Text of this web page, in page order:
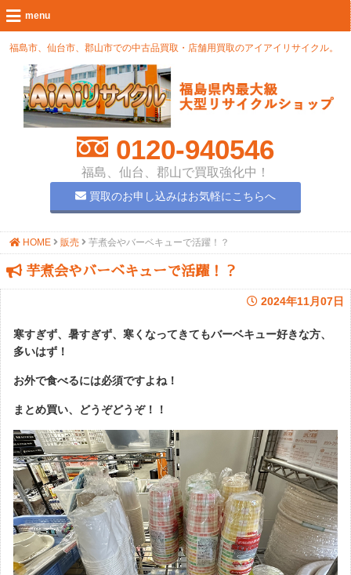
福島市、仙台市、郡山市での中古品買取・店舗用買取のアイアイリサイクル。
0120-940546
福島、仙台、郡山で買取強化中！
買取のお申し込みはお気軽にこちらへ
HOME 販売 芋煮会やバーベキューで活躍！？
芋煮会やバーベキューで活躍！？
2024年11月07日
寒すぎず、暑すぎず、寒くなってきてもバーベキュー好きな方、
多いはず！
お外で食べるには必須ですよね！
まとめ買い、どうぞどうぞ！！